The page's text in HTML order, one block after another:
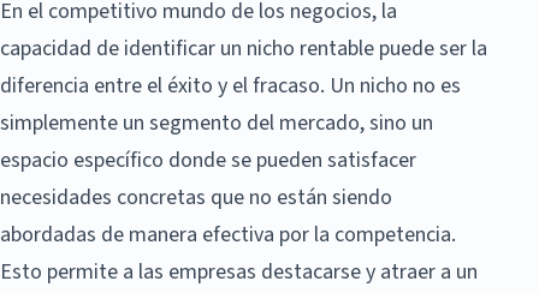
En el competitivo mundo de los negocios, la
capacidad de identificar un nicho rentable puede ser la
diferencia entre el éxito y el fracaso. Un nicho no es
simplemente un segmento del mercado, sino un
espacio específico donde se pueden satisfacer
necesidades concretas que no están siendo
abordadas de manera efectiva por la competencia.
Esto permite a las empresas destacarse y atraer a un